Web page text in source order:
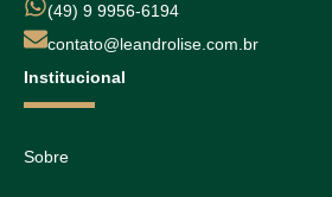
(49) 9 9956-6194
contato@leandrolise.com.br
Institucional
Sobre